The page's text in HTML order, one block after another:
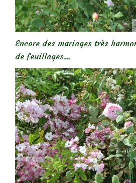
Encore des mariages très
de feuillages…